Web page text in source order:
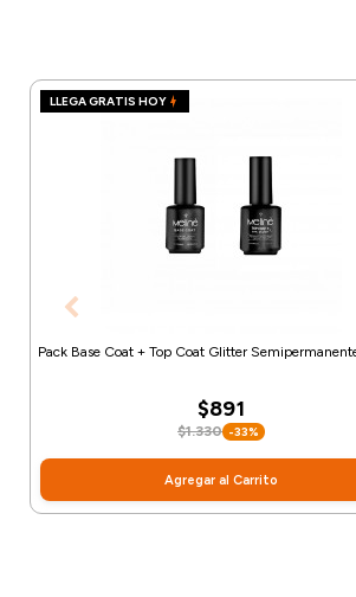
LLEGA GRATIS HOY
Pack Base Coat + Top Coat Glitter
$891
$1.330 -33%
Agregar al Carrito